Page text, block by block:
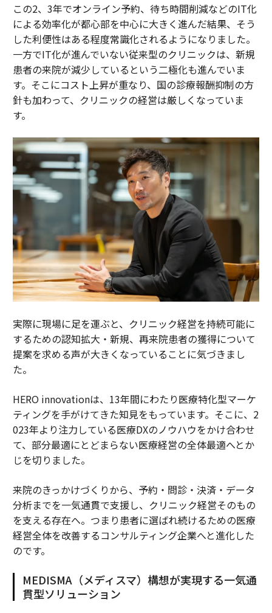
この2、3年でオンライン予約、待ち時間削減などのIT化
による効率化が都心部を中心に大きく進んだ結果、そう
した利便性はある程度常識化されるようになりました。
一方でIT化が進んでいない従来型のクリニックは、新規
患者の来院が減少しているという二極化も進んでいま
す。そこにコスト上昇が重なり、国の診療報酬抑制の方
針も加わって、クリニックの経営は厳しくなっていま
す。
実際に現場に足を運ぶと、クリニック経営を持続可能に
するための認知拡大・新規、再来院患者の獲得について
提案を求める声が大きくなっていることに気づきまし
た。
HERO innovationは、13年間にわたり医療特化型マーケ
ティングを手がけてきた知見をもっています。そこに、2
023年より注力している医療DXのノウハウをかけ合わせ
て、部分最適にとどまらない医療経営の全体最適へとか
じを切りました。
来院のきっかけづくりから、予約・問診・決済・データ
分析までを一気通貫で支援し、クリニック経営そのもの
を支える存在へ。つまり患者に選ばれ続けるための医療
経営全体を改善するコンサルティング企業へと進化した
のです。
MEDISMA（メディスマ）構想が実現する一気通
貫型ソリューション